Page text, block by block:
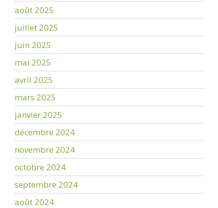
août 2025
juillet 2025
juin 2025
mai 2025
avril 2025
mars 2025
janvier 2025
décembre 2024
novembre 2024
octobre 2024
septembre 2024
août 2024